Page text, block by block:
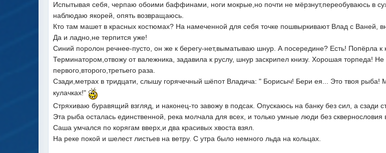
Испытывая себя, черпаю обоими баффинами, ноги мокрые,но почти не мёрзнут,переобуваюсь в
наблюдаю якорей, опять возвращаюсь.
Кто там машет в красных костюмах? На намеченной для себя точке пошвыркивают Влад с Ваней,
Да и ладно,не терпится уже!
Синий поролон речнее-пусто, он же к берегу-нет,выматываю шнур. А посередине? Есть! Попёрла
Терминатором,отвожу от валежника, задавила к руслу, шнур заскрипел книзу. Хорошая торпеда! Не
первого,второго,третьего раза.
Сзади,метрах в тридцати, слышу горячечный шёпот Владича: " Борисыч! Бери ея... Это твоя рыба!
кулачках!"
Стряхиваю буравящий взгляд, и наконец-то завожу в подсак. Опускаюсь на банку без сил, а сзади
Эта рыба осталась единственной, река молчала для всех, и только умные люди без сквернословия
Саша умчался по корягам вверх,и два красивых хвоста взял.
На реке покой и шелест листьев на ветру. С утра было немного льда на кольцах.